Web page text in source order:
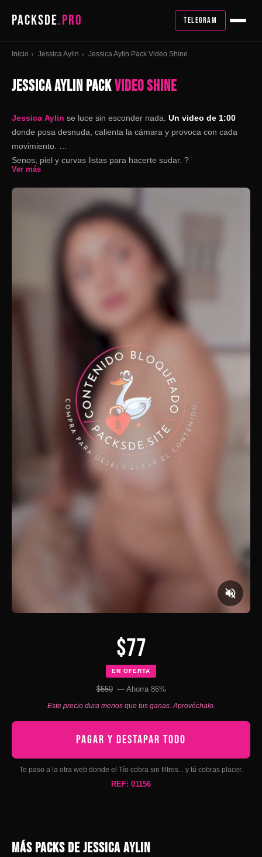
PACKSDE.PRO TELEGRAM
Inicio › Jessica Aylin › Jessica Aylin Pack Video Shine
JESSICA AYLIN PACKVIDEO SHINE
Jessica Aylin se luce sin esconder nada. Un video de 1:00
donde posa desnuda, calienta la cámara y provoca con cada
movimiento.
Senos, piel y curvas listas para hacerte sudar. ?
Ver más
$77
EN OFERTA
$550 — Ahorra 86%
Este precio dura menos que tus ganas. Aprovéchalo.
PAGAR Y DESTAPAR TODO
Te paso a la otra web donde el Tío cobra sin filtros... y tú cobras placer.
REF: 01156
MÁS PACKS DE JESSICA AYLIN